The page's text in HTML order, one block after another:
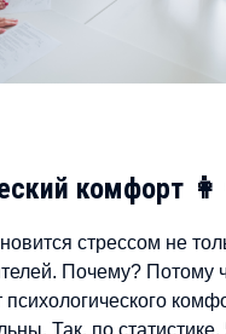
комфорт
стрессом не
Почему? Потому
психологического
Так, по статистике,